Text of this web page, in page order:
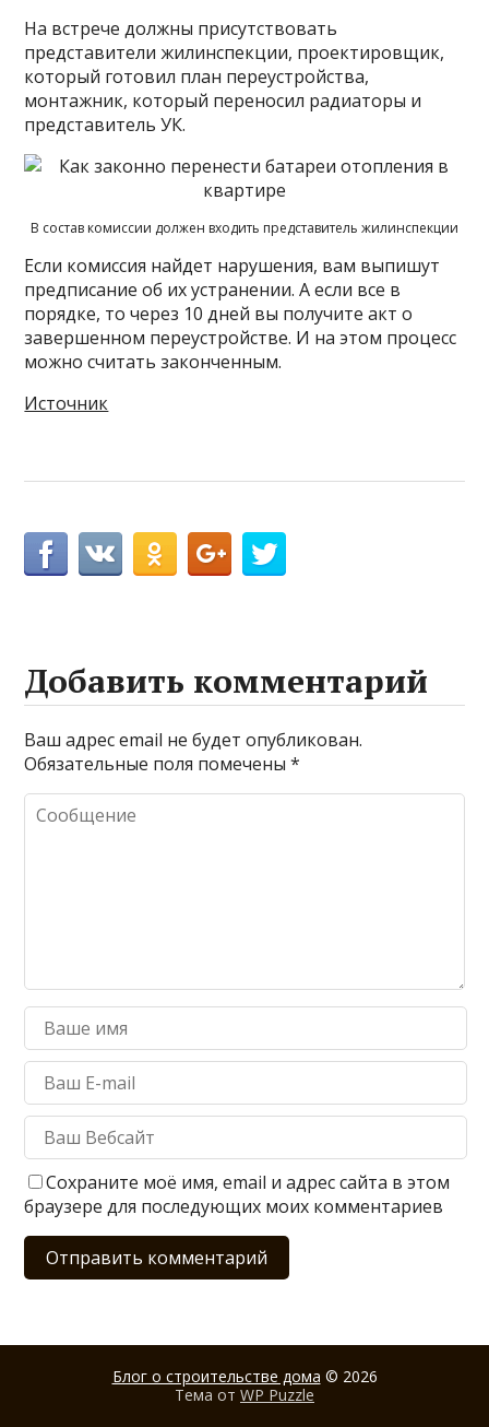
На встрече должны присутствовать
представители жилинспекции, проектировщик,
который готовил план переустройства,
монтажник, который переносил радиаторы и
представитель УК.
В состав комиссии должен входить представитель жилинспекции
Если комиссия найдет нарушения, вам выпишут
предписание об их устранении. А если все в
порядке, то через 10 дней вы получите акт о
завершенном переустройстве. И на этом процесс
можно считать законченным.
Источник
Добавить комментарий
Ваш адрес email не будет опубликован.
Обязательные поля помечены*
Сохраните моё имя, email и адрес сайта в этом
браузере для последующих моих комментариев
Блог о строительстве дома © 2026
Тема от WP Puzzle